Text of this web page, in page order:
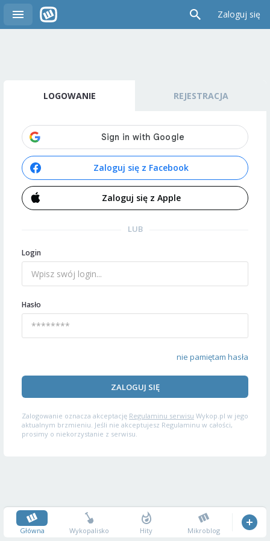
Zaloguj się
LOGOWANIE REJESTRACJA
Zaloguj się z Facebook
Zaloguj się z Apple
LUB
Login
Hasło
nie pamiętam hasła
ZALOGUJ SIĘ
Zalogowanie oznacza akceptację Regulaminu serwisu Wykop.pl w jego
aktualnym brzmieniu. Jeśli nie akceptujesz Regulaminu w całości,
prosimy o niekorzystanie z serwisu.
Główna Wykopalisko Hity Mikroblog